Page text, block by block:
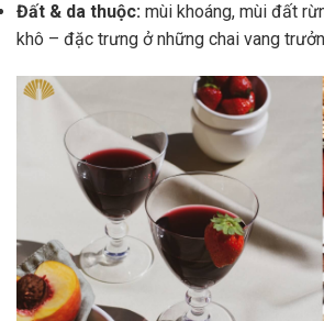
Đất & da thuộc: mùi khoáng, mùi đất
khô – đặc trưng ở những chai vang